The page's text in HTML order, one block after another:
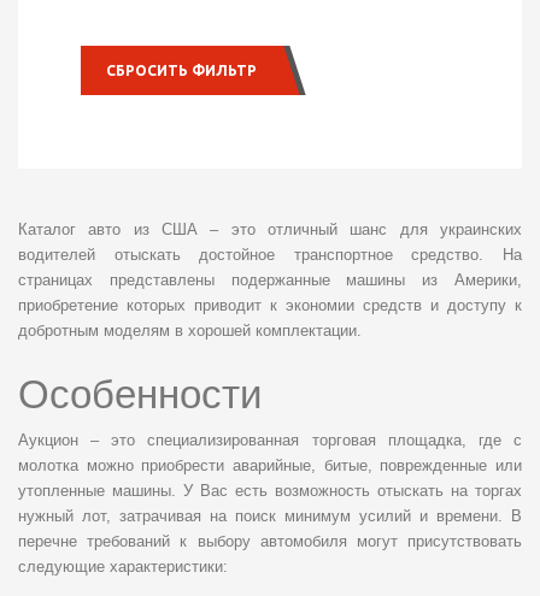
СБРОСИТЬ ФИЛЬТР
Каталог авто из США – это отличный шанс для украинских
водителей отыскать достойное транспортное средство. На
страницах представлены подержанные машины из Америки,
приобретение которых приводит к экономии средств и доступу к
добротным моделям в хорошей комплектации.
Особенности
Аукцион – это специализированная торговая площадка, где с
молотка можно приобрести аварийные, битые, поврежденные или
утопленные машины. У Вас есть возможность отыскать на торгах
нужный лот, затрачивая на поиск минимум усилий и времени. В
перечне требований к выбору автомобиля могут присутствовать
следующие характеристики: